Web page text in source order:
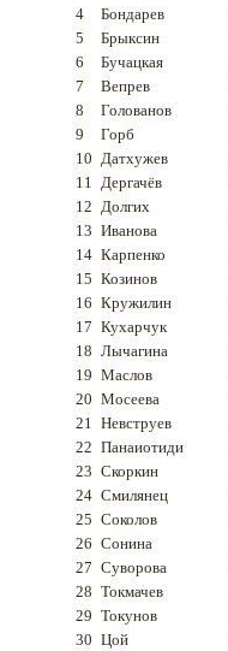
4
Бондарев
5
Брыксин
6
Бучацкая
7
Вепрев
8
Голованов
9
Горб
10 Датхужев
11 Дергачёв
12 Долгих
13 Иванова
14 Карпенко
15 Козинов
16 Кружилин
17 Кухарчук
18 Лычагина
19 Маслов
20 Мосеева
21 Невструев
22 Панаиотиди
23 Скоркин
24 Смилянец
25 Соколов
26 Сонина
27 Суворова
28 Токмачев
29 Токунов
30 Цой